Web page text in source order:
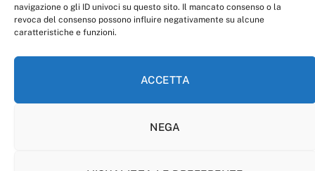
navigazione o gli ID univoci su questo sito. Il mancato consenso o la
revoca del consenso possono influire negativamente su alcune
caratteristiche e funzioni.
ACCETTA
NEGA
COOKIE POLICY